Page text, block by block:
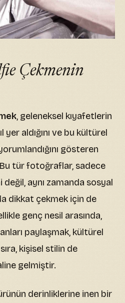
Çekmenin
, geleneksel kıyafetlerin
aldığını ve bu kültürel
gösteren
tür fotoğraflar, sadece
aynı zamanda sosyal
dikkat çekmek için de
genç nesil arasında,
paylaşmak, kültürel
kişisel stilin de
gelmiştir.
derinliklerine inen bir